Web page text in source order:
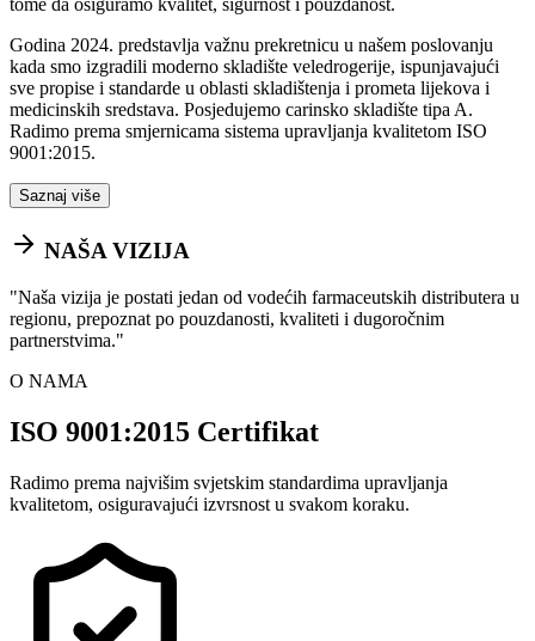
Godina 2024. predstavlja važnu prekretnicu u našem poslovanju
kada smo izgradili moderno skladište veledrogerije, ispunjavajući
sve propise i standarde u oblasti skladištenja i prometa lijekova i
medicinskih sredstava. Posjedujemo carinsko skladište tipa A.
Radimo prema smjernicama sistema upravljanja kvalitetom ISO
9001:2015.
Saznaj više
NAŠA VIZIJA
"Naša vizija je postati jedan od vodećih farmaceutskih distributera u
regionu, prepoznat po pouzdanosti, kvaliteti i dugoročnim
partnerstvima."
O NAMA
ISO 9001:2015 Certifikat
Radimo prema najvišim svjetskim standardima upravljanja
kvalitetom, osiguravajući izvrsnost u svakom koraku.